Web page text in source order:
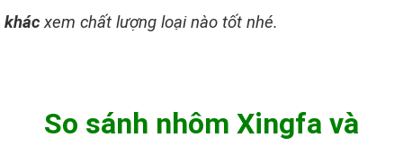
khácxem chất lượng loại nào tốt nhé.
So sánh nhôm Xingfa và